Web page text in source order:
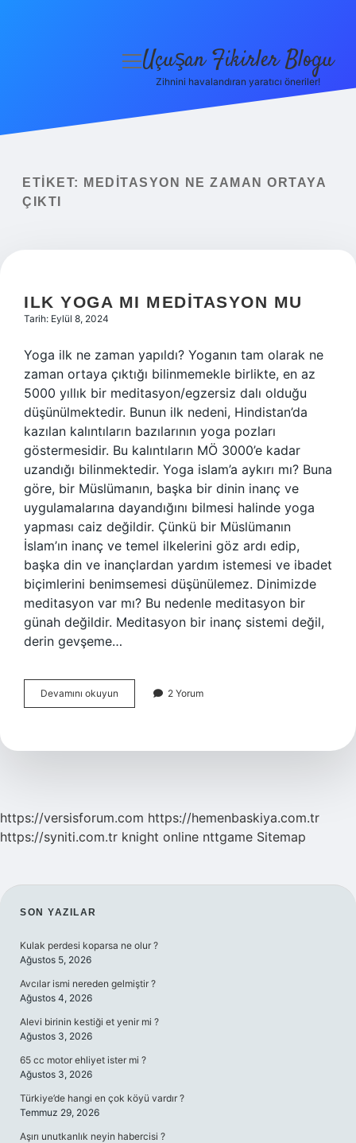
Yasal Uyarı
menüyü
Uçuşan Fikirler Blogu
Zihnini havalandıran yaratıcı öneriler!
ETIKET:
MEDITASYON NE ZAMAN ORTAYA
ÇIKTI
ILK YOGA MI MEDITASYON MU
Tarih: Eylül 8, 2024
Yoga ilk ne zaman yapıldı? Yoganın tam olarak ne
zaman ortaya çıktığı bilinmemekle birlikte, en az
5000 yıllık bir meditasyon/egzersiz dalı olduğu
düşünülmektedir. Bunun ilk nedeni, Hindistan’da
kazılan kalıntıların bazılarının yoga pozları
göstermesidir. Bu kalıntıların MÖ 3000’e kadar
uzandığı bilinmektedir. Yoga islam’a aykırı mı? Buna
göre, bir Müslümanın, başka bir dinin inanç ve
uygulamalarına dayandığını bilmesi halinde yoga
yapması caiz değildir. Çünkü bir Müslümanın
İslam’ın inanç ve temel ilkelerini göz ardı edip,
başka din ve inançlardan yardım istemesi ve ibadet
biçimlerini benimsemesi düşünülemez. Dinimizde
meditasyon var mı? Bu nedenle meditasyon bir
günah değildir. Meditasyon bir inanç sistemi değil,
derin gevşeme…
Devamını okuyun
Yoga
Mu
2 Yorum
https://versisforum.com https://hemenbaskiya.com.tr
https://syniti.com.tr knight online nttgame Sitemap
SIDEBAR
SON YAZILAR
Kulak perdesi koparsa ne olur ?
Ağustos 5, 2026
Avcılar ismi nereden gelmiştir ?
Ağustos 4, 2026
Alevi birinin kestiği et yenir mi ?
Ağustos 3, 2026
65 cc motor ehliyet ister mi ?
Ağustos 3, 2026
Türkiye’de hangi en çok köyü vardır ?
Temmuz 29, 2026
Aşırı unutkanlık neyin habercisi ?